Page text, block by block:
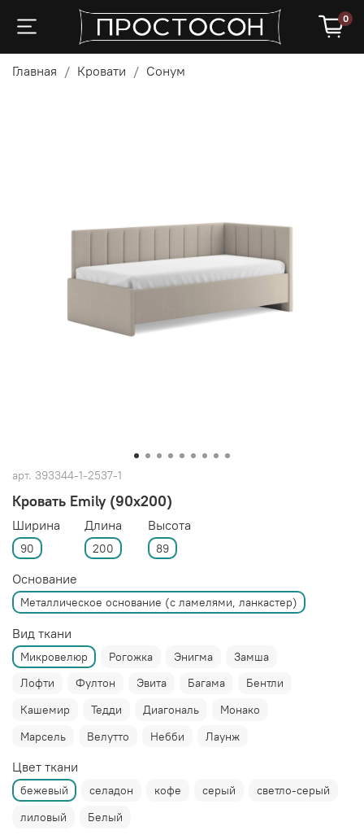
0
Главная Кровати Сонум
арт. 393344-1-2537-1
Кровать Emily (90x200)
Ширина
90
Длина
200
Высота
89
Основание
Металлическое основание (с ламелями, ланкастер)
Вид ткани
Микровелюр Рогожка Энигма
Замша
Лофти
Фултон Эвита Багама
Бентли
Кашемир
Тедди Диагональ
Монако
Марсель
Велутто Небби Лаунж
Цвет ткани
бежевый селадон кофе серый
светло-серый
лиловый
Белый